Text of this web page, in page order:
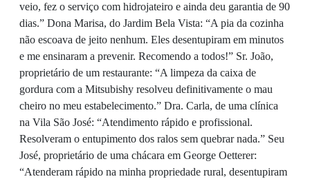
veio, fez o serviço com hidrojateiro e ainda deu garantia de 90
dias.” Dona Marisa, do Jardim Bela Vista: “A pia da cozinha
não escoava de jeito nenhum. Eles desentupiram em minutos
e me ensinaram a prevenir. Recomendo a todos!” Sr. João,
proprietário de um restaurante: “A limpeza da caixa de
gordura com a Mitsubishy resolveu definitivamente o mau
cheiro no meu estabelecimento.” Dra. Carla, de uma clínica
na Vila São José: “Atendimento rápido e profissional.
Resolveram o entupimento dos ralos sem quebrar nada.” Seu
José, proprietário de uma chácara em George Oetterer:
“Atenderam rápido na minha propriedade rural, desentupiram